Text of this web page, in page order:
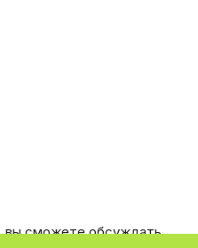
вы сможете обсуждать,